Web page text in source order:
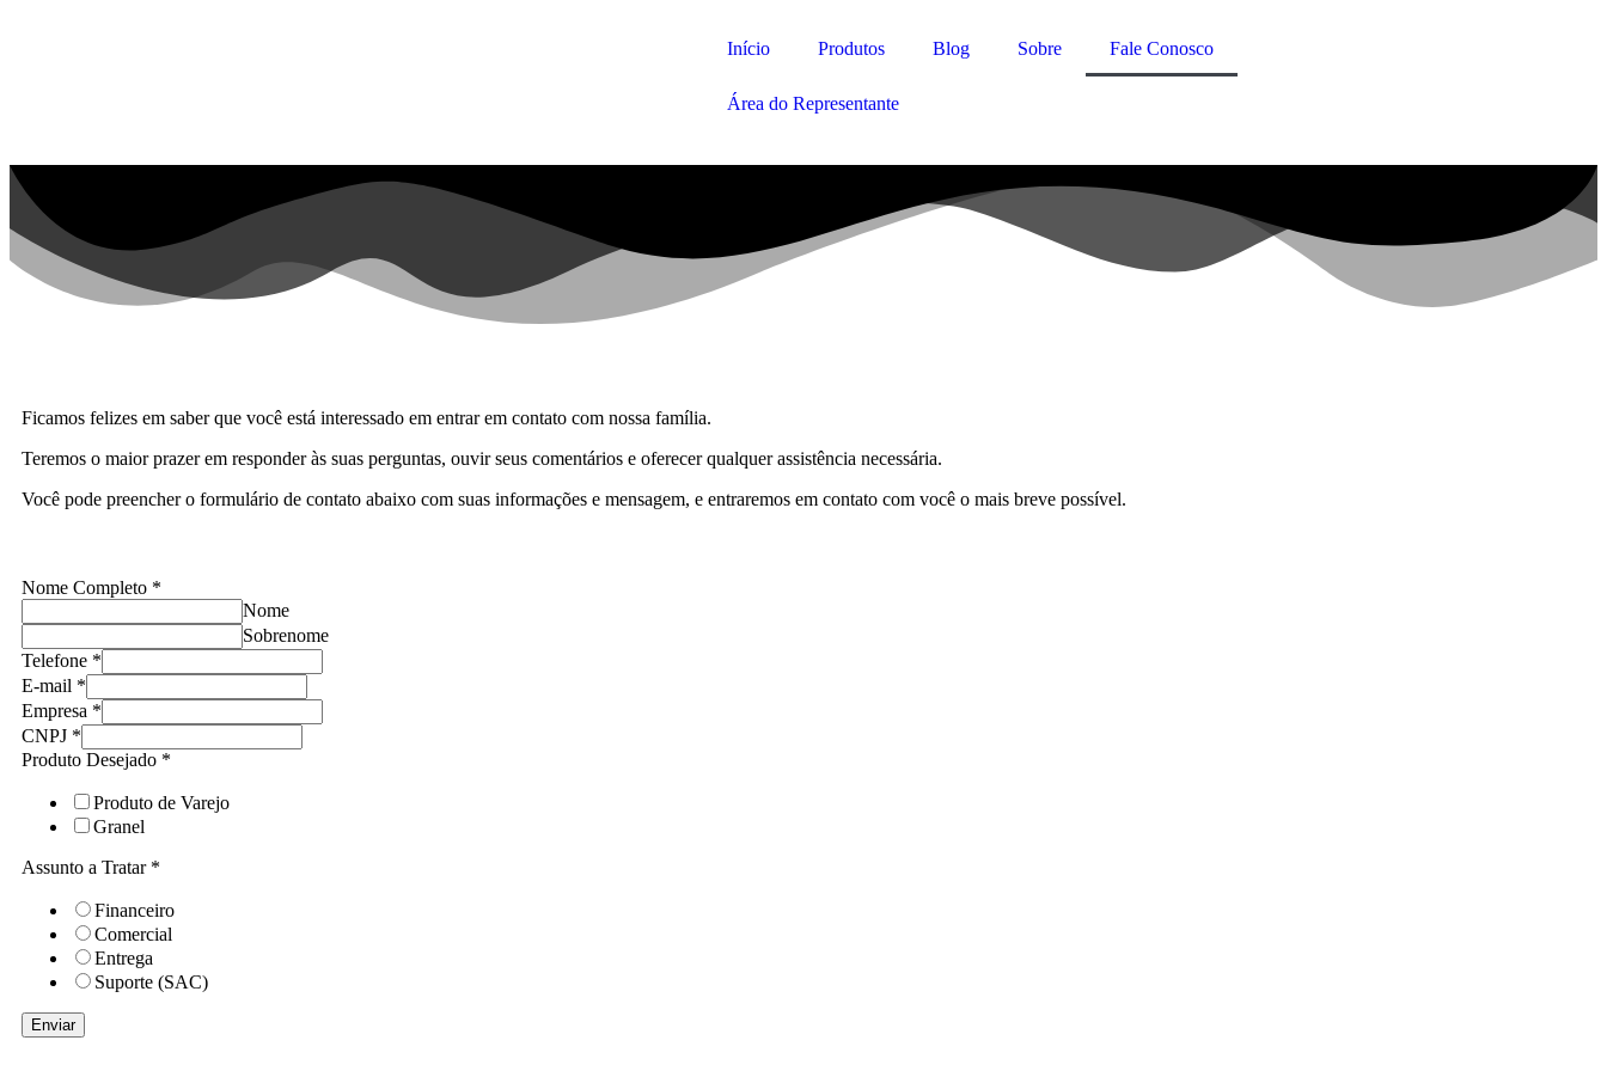
Início Produtos Blog Sobre Fale Conosco
Área do Representante
Ficamos felizes em saber que você está interessado em entrar em contato com nossa família.
Teremos o maior prazer em responder às suas perguntas, ouvir seus comentários e oferecer qualquer assistência necessária.
Você pode preencher o formulário de contato abaixo com suas informações e mensagem, e entraremos em contato com você o mais breve possível.
Nome Completo *
Nome
Sobrenome
Telefone *
E-mail *
Empresa *
a
Produto
CNPJ *
Produto Desejado *
Produto de Varejo
Granel
Assunto a Tratar *
Financeiro
Comercial
Entrega
Suporte (SAC)
Enviar